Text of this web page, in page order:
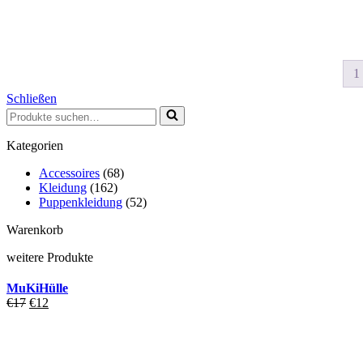
1
Schließen
Kategorien
Accessoires (68)
Kleidung (162)
Puppenkleidung (52)
Warenkorb
weitere Produkte
MuKiHülle
€17 €12